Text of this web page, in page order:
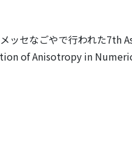
ッセなごやで行われた7th
of Anisotropy in